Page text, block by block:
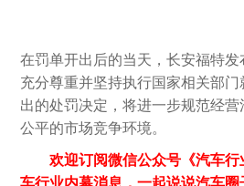
在罚单开出后的当天，长安福特
充分尊重并坚持执行国家相关部
出的处罚决定，将进一步规范经营
公平的市场竞争环境。
欢迎订阅微信公众号《汽车